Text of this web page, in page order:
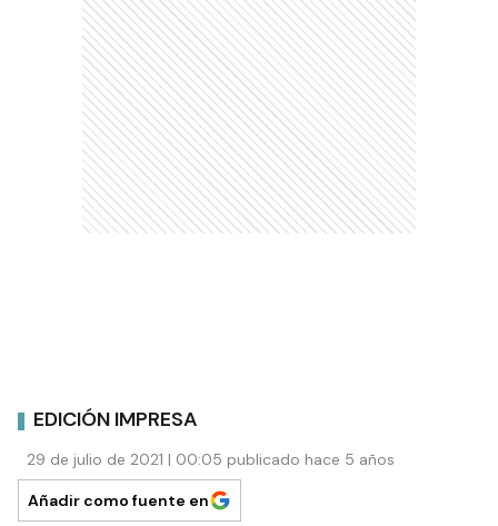
EDICIÓN IMPRESA
29 de julio de 2021 | 00:05 publicado hace 5 años
Añadir como fuente en